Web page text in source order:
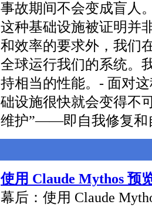
事故期间不会变成盲人
这种基础设施被证明并
和效率的要求外，我们
全球运行我们的系统。
持相当的性能。- 面对
础设施很快就会变得不
维护”——即自我修复和
使用 Claude Mythos 预
幕后：使用 Claude